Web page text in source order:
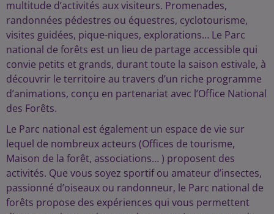
multitude d’activités aux visiteurs. Promenades,
randonnées pédestres ou équestres, cyclotourisme,
visites guidées, pique-niques, explorations… Le Parc
national de forêts est un lieu de partage accessible qui
convie petits et grands, durant toute la saison estivale, à
découvrir le territoire au travers d’un riche programme
d’animations, conçu en partenariat avec l’Office National
des Forêts.
Le Parc national est également un espace de vie sur
lequel de nombreux acteurs (Offices de tourisme,
Maison de la forêt, associations… ) proposent des
activités. Que vous soyez sportif ou amateur d’insectes,
passionné d’oiseaux ou randonneur, le Parc national de
forêts propose des expériences qui vous permettent